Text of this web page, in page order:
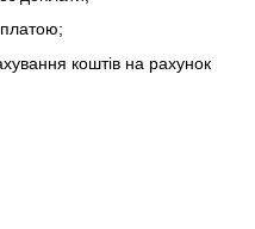
коштів на рахунок